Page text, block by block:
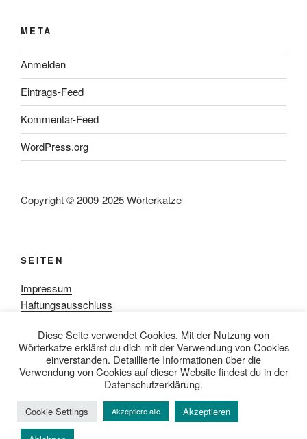
META
Anmelden
Eintrags-Feed
Kommentar-Feed
WordPress.org
Copyright © 2009-2025 Wörterkatze
SEITEN
Impressum
Haftungsausschluss
Rezensionpolitik
Bewertungsschema
Media-Kit
Diese Seite verwendet Cookies. Mit der Nutzung von
Wörterkatze erklärst du dich mit der Verwendung von Cookies
einverstanden. Detaillierte Informationen über die
Verwendung von Cookies auf dieser Website findest du in der
Datenschutzerklärung.
Cookie Settings Akzeptiere alle Akzeptieren